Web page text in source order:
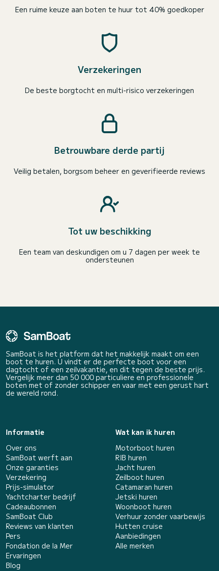
Een ruime keuze aan boten te huur tot 40% goedkoper
Verzekeringen
De beste borgtocht en multi-risico verzekeringen
Betrouwbare derde partij
Veilig betalen, borgsom beheer en geverifieerde reviews
Tot uw beschikking
Een team van deskundigen om u 7 dagen per week te
ondersteunen
SamBoat is het platform dat het makkelijk maakt om een
boot te huren. U vindt er de perfecte boot voor een
dagtocht of een zeilvakantie, en dit tegen de beste prijs.
Vergelijk meer dan 50 000 particuliere en professionele
boten met of zonder schipper en vaar met een gerust hart
de wereld rond.
Informatie
Over ons
SamBoat werft aan
Onze garanties
Verzekering
Prijs-simulator
Yachtcharter bedrijf
Cadeaubonnen
SamBoat Club
Reviews van klanten
Pers
Fondation de la Mer
Ervaringen
Blog
Wat kan ik huren
Motorboot huren
RIB huren
Jacht huren
Zeilboot huren
Catamaran huren
Jetski huren
Woonboot huren
Verhuur zonder vaarbewijs
Hutten cruise
Aanbiedingen
Alle merken